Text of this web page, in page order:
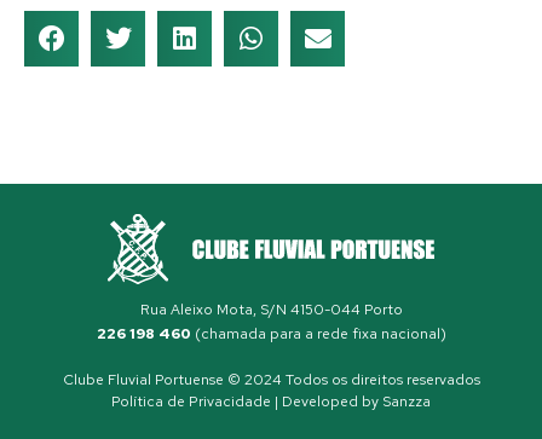
Rua Aleixo Mota, S/N 4150-044 Porto
226 198 460 (chamada para a rede fixa nacional)
Clube Fluvial Portuense © 2024 Todos os direitos reservados
Política de Privacidade | Developed by Sanzza